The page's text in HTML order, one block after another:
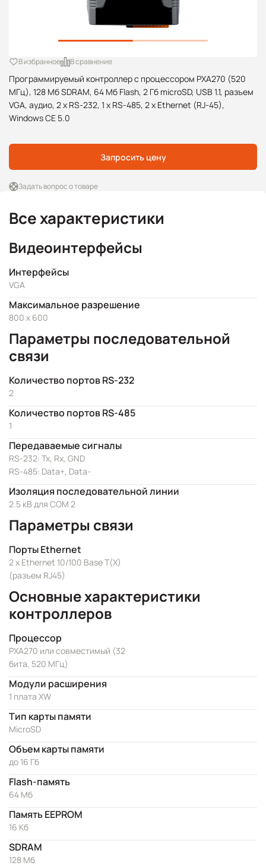
Программируемый контроллер с процессором PXA270 (520
МГц), 128 Mб SDRAM, 64 Mб Flash, 2 Гб microSD, USB 1.1, разъем
VGA, аудио, 2 x RS-232, 1 x RS-485, 2 x Ethernet (RJ-45),
Windows CE 5.0
В избранное В сравнение
Запросить цену
Задать вопрос о товаре
Все характеристики
Видеоинтерфейсы
Интерфейсы
VGA
Максимальное разрешение
800 x 600
Параметры последовательной
связи
Количество портов RS-232
2
Количество портов RS-485
1
Передаваемые сигналы
RS-232: Tx, Rx, GND
RS-485: Data+, Data-
Изоляция последовательной линии
2.5 кВ для COM 2
Параметры связи
Порты Ethernet
2 x Ethernet 10/100 Base T(X)
(разъем RJ45)
Основные характеристики
контроллеров
Процессор
PXA270 или совместимый (32
бита, 520 МГц)
Модули расширения
1 плата XW
Тип карты памяти
MicroSD
Объем карты памяти
до 16 Гб
Flash-память
64 Мб
Память EEPROM
16 Кб
SDRAM
128 Мб